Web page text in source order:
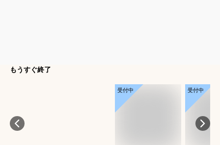
もうすぐ終了
受付中 受付中